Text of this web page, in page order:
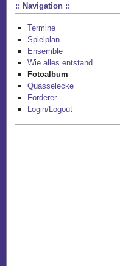
:: Navigation ::
Termine
Spielplan
Ensemble
Wie alles entstand ...
Fotoalbum
Quasselecke
Förderer
Login/Logout